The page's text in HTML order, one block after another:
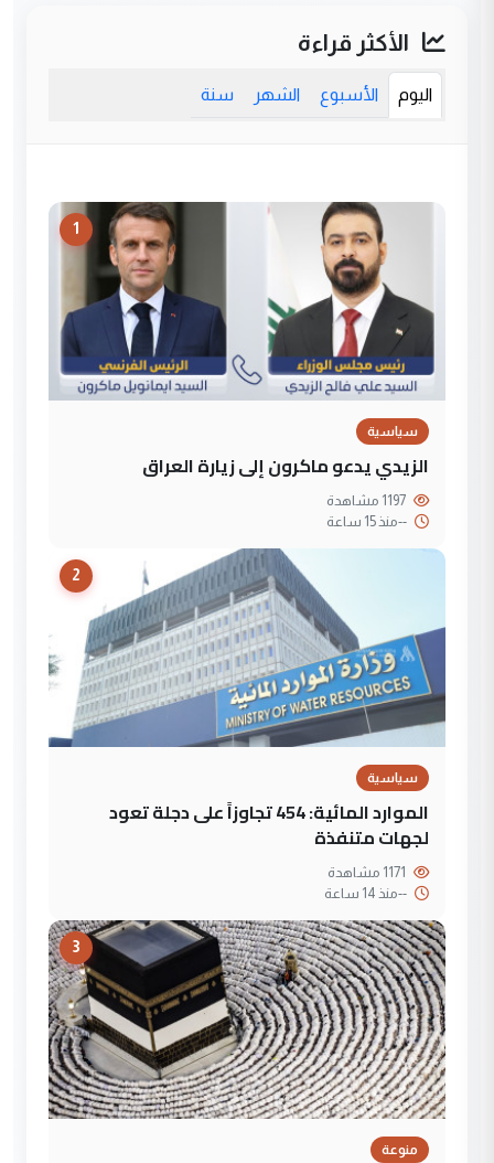
الأكثر قراءة
اليوم الأسبوع الشهر سنة
1
سياسية
الزيدي يدعو ماكرون إلى زيارة العراق
--منذ 15 ساعة
2
سياسية
الموارد المائية: 454 تجاوزاً على دجلة تعود
لجهات متنفذة
--منذ 14 ساعة
3
منوعة